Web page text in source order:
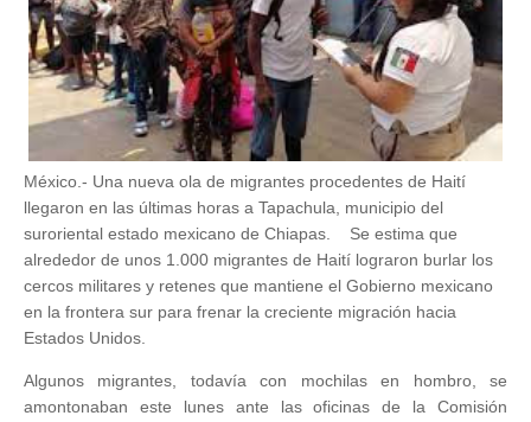
México.- Una nueva ola de migrantes procedentes de Haití
llegaron en las últimas horas a Tapachula, municipio del
suroriental estado mexicano de Chiapas. Se estima que
alrededor de unos 1.000 migrantes de Haití lograron burlar los
cercos militares y retenes que mantiene el Gobierno mexicano
en la frontera sur para frenar la creciente migración hacia
Estados Unidos.
Algunos migrantes, todavía con mochilas en hombro, se
amontonaban este lunes ante las oficinas de la Comisión